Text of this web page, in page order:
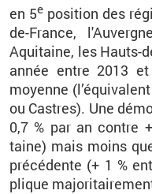
en 5e po­si­tion des
de-France,
Aqui­taine, les Hauts-
année entre 2013 et
moyenne (l’équi­va­lent
ou Castres). Une
0,7 % par an contre
taine) mais moins
pré­cé­dente (+ 1 %
plique